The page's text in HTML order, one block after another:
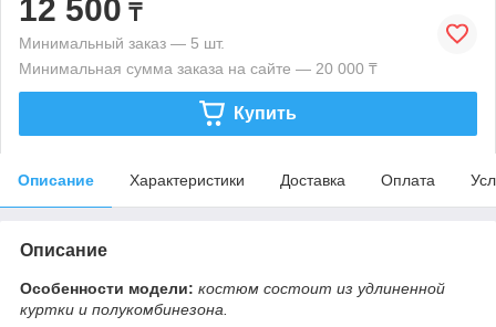
12 500 ₸
Минимальный заказ — 5 шт.
Минимальная сумма заказа на сайте — 20 000 ₸
Купить
Описание Характеристики Доставка Оплата
Описание
Особенности модели: костюм состоит из удлиненной
куртки и полукомбинезона.